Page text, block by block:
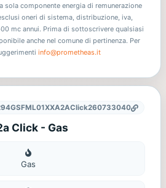
sola componente energia di remunerazione
oneri di sistema, distribuzione, iva,
mc annui. Prima di sottoscrivere qualsiasi
anche nel comune di pertinenza. Per
info@prometheas.it
Click - Gas
Gas
Gas